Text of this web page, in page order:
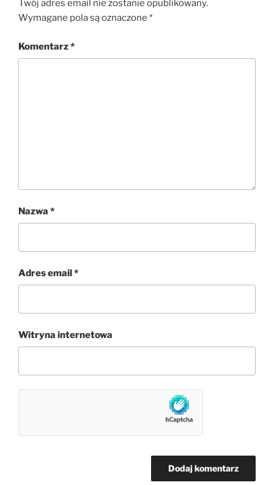
Twój adres email nie zostanie opublikowany.
Wymagane pola są oznaczone *
Komentarz*
Nazwa *
Adres email*
Witryna internetowa